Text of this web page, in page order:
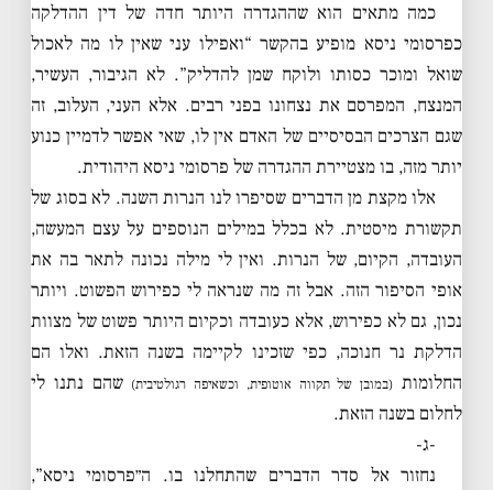
כמה מתאים הוא שההגדרה היותר חדה של דין ההדלקה
כפרסומי ניסא מופיע בהקשר “ואפילו עני שאין לו מה לאכול
שואל ומוכר כסותו ולוקח שמן להדליק”. לא הגיבור, העשיר,
המנצח, המפרסם את נצחונו בפני רבים. אלא העני, העלוב, זה
שגם הצרכים הבסיסיים של האדם אין לו, שאי אפשר לדמיין כנוע
יותר מזה, בו מצטיירת ההגדרה של פרסומי ניסא היהודית.
אלו מקצת מן הדברים שסיפרו לנו הנרות השנה. לא בסוג של
תקשורת מיסטית. לא בכלל במילים הנוספים על עצם המעשה,
העובדה, הקיום, של הנרות. ואין לי מילה נכונה לתאר בה את
אופי הסיפור הזה. אבל זה מה שנראה לי כפירוש הפשוט. ויותר
נכון, גם לא כפירוש, אלא כעובדה וכקיום היותר פשוט של מצוות
הדלקת נר חנוכה, כפי שזכינו לקיימה בשנה הזאת. ואלו הם
החלומות (במובן של תקווה אוטופית, וכשאיפה רגולטיבית) שהם נתנו לי
לחלום בשנה הזאת.
-ג-
נחזור אל סדר הדברים שהתחלנו בו. ה״פרסומי ניסא”,